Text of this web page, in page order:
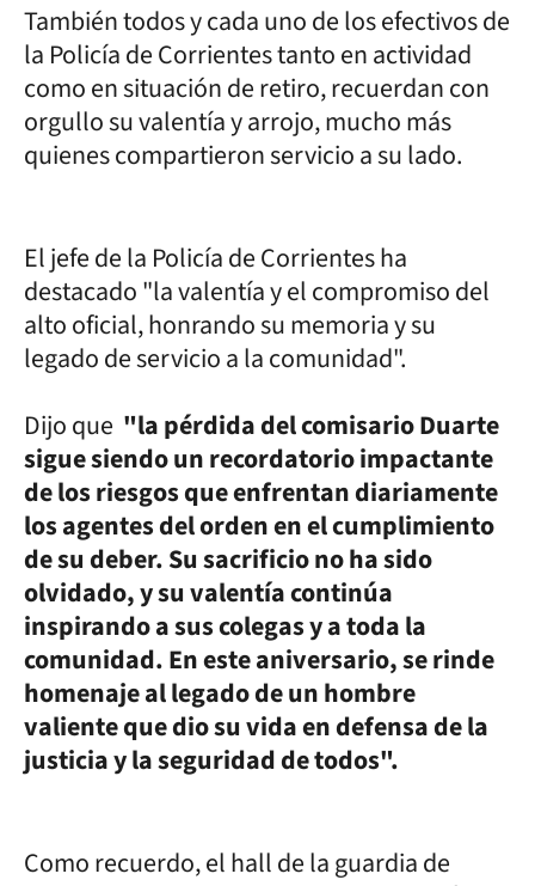
También todos y cada uno de los efectivos de
la Policía de Corrientes tanto en actividad
como en situación de retiro, recuerdan con
orgullo su valentía y arrojo, mucho más
quienes compartieron servicio a su lado.
El jefe de la Policía de Corrientes ha
destacado "la valentía y el compromiso del
alto oficial, honrando su memoria y su
legado de servicio a la comunidad".
Dijo que "la pérdida del comisario Duarte
sigue siendo un recordatorio impactante
de los riesgos que enfrentan diariamente
los agentes del orden en el cumplimiento
de su deber. Su sacrificio no ha sido
olvidado, y su valentía continúa
inspirando a sus colegas y a toda la
comunidad. En este aniversario, se rinde
homenaje al legado de un hombre
valiente que dio su vida en defensa de la
justicia y la seguridad de todos".
Como recuerdo, el hall de la guardia de